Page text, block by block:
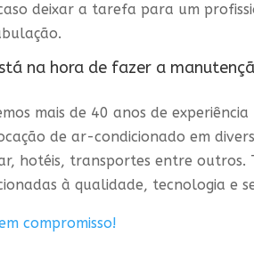
deixar a tarefa para um
na hora de fazer a
mais de 40 anos de
de ar-condicionado em
hotéis, transportes entre outros.
à qualidade, tecnologia e
compromisso!